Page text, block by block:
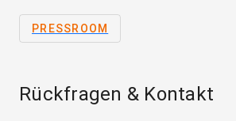
PRESSROOM
Rückfragen & Kontakt